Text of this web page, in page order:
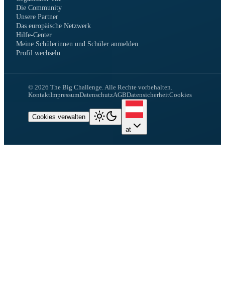
Die Community
Unsere Partner
Das europäische Netzwerk
Hilfe-Center
Meine Schülerinnen und Schüler anmelden
Profil wechseln
© 2026 The Big Challenge.Alle Rechte vorbehalten.
KontaktImpressumDatenschutzAGBDatensicherheitCookies
Cookies verwalten
at